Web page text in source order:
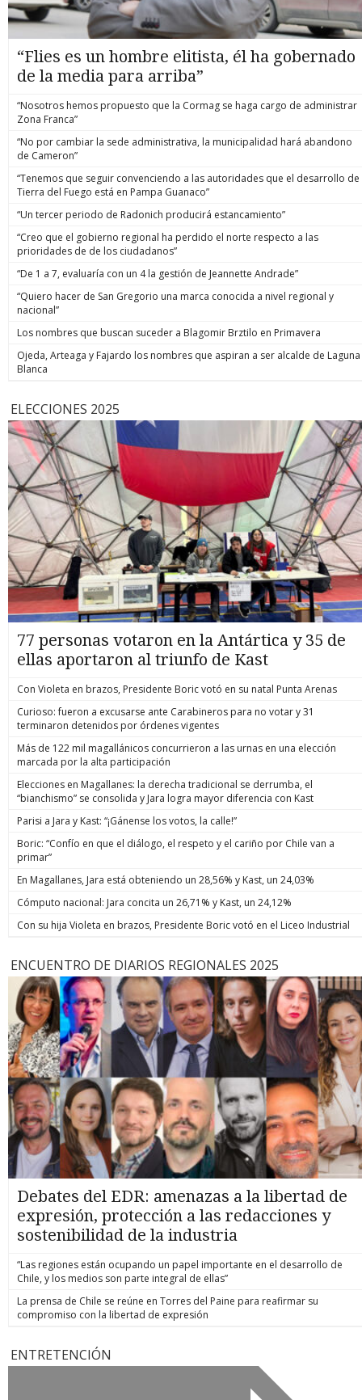
“Flies es un hombre elitista, él ha gobernado
de la media para arriba”
“Nosotros hemos propuesto que la Cormag se haga cargo de administrar
Zona Franca”
“No por cambiar la sede administrativa, la municipalidad hará abandono
de Cameron”
“Tenemos que seguir convenciendo a las autoridades que el desarrollo de
Tierra del Fuego está en Pampa Guanaco”
“Un tercer periodo de Radonich producirá estancamiento”
“Creo que el gobierno regional ha perdido el norte respecto a las
prioridades de de los ciudadanos”
“De 1 a 7, evaluaría con un 4 la gestión de Jeannette Andrade”
“Quiero hacer de San Gregorio una marca conocida a nivel regional y
nacional”
Los nombres que buscan suceder a Blagomir Brztilo en Primavera
Ojeda, Arteaga y Fajardo los nombres que aspiran a ser alcalde de Laguna
Blanca
ELECCIONES 2025
77 personas votaron en la Antártica y 35 de
ellas aportaron al triunfo de Kast
Con Violeta en brazos, Presidente Boric votó en su natal Punta Arenas
Curioso: fueron a excusarse ante Carabineros para no votar y 31
terminaron detenidos por órdenes vigentes
Más de 122 mil magallánicos concurrieron a las urnas en una elección
marcada por la alta participación
Elecciones en Magallanes: la derecha tradicional se derrumba, el
“bianchismo” se consolida y Jara logra mayor diferencia con Kast
Parisi a Jara y Kast: “¡Gánense los votos, la calle!”
Boric: “Confío en que el diálogo, el respeto y el cariño por Chile van a
primar”
En Magallanes, Jara está obteniendo un 28,56% y Kast, un 24,03%
Cómputo nacional: Jara concita un 26,71% y Kast, un 24,12%
Con su hija Violeta en brazos, Presidente Boric votó en el Liceo Industrial
ENCUENTRO DE DIARIOS REGIONALES 2025
Debates del EDR: amenazas a la libertad de
expresión, protección a las redacciones y
sostenibilidad de la industria
“Las regiones están ocupando un papel importante en el desarrollo de
Chile, y los medios son parte integral de ellas”
La prensa de Chile se reúne en Torres del Paine para reafirmar su
compromiso con la libertad de expresión
ENTRETENCIÓN